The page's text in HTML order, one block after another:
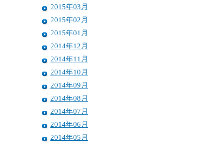
2015年03月
2015年02月
2015年01月
2014年12月
2014年11月
2014年10月
2014年09月
2014年08月
2014年07月
2014年06月
2014年05月